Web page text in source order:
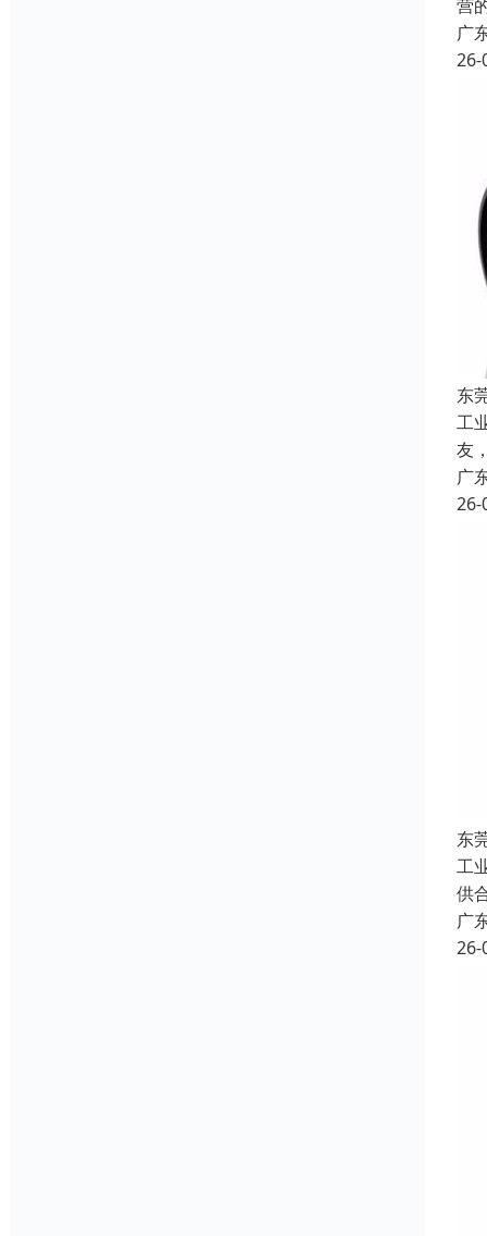
营
广
26-
东
工
友
广
26-
东
工
供
广
26-